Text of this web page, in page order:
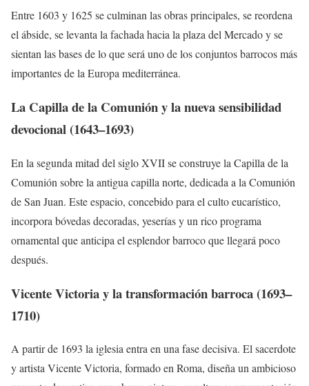
Entre 1603 y 1625 se culminan las obras principales, se reordena
el ábside, se levanta la fachada hacia la plaza del Mercado y se
sientan las bases de lo que será uno de los conjuntos barrocos más
importantes de la Europa mediterránea.
La Capilla de la Comunión y la nueva sensibilidad
devocional (1643–1693)
En la segunda mitad del siglo XVII se construye la Capilla de la
Comunión sobre la antigua capilla norte, dedicada a la Comunión
de San Juan. Este espacio, concebido para el culto eucarístico,
incorpora bóvedas decoradas, yeserías y un rico programa
ornamental que anticipa el esplendor barroco que llegará poco
después.
Vicente Victoria y la transformación barroca (1693–
1710)
A partir de 1693 la iglesia entra en una fase decisiva. El sacerdote
y artista Vicente Victoria, formado en Roma, diseña un ambicioso